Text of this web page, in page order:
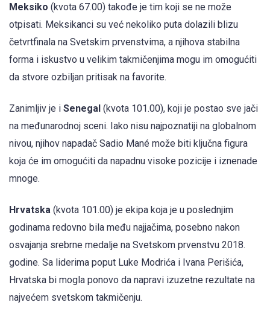
Meksiko (kvota 67.00) takođe je tim koji se ne može
otpisati. Meksikanci su već nekoliko puta dolazili blizu
četvrtfinala na Svetskim prvenstvima, a njihova stabilna
forma i iskustvo u velikim takmičenjima mogu im omogućiti
da stvore ozbiljan pritisak na favorite.
Zanimljiv je i Senegal (kvota 101.00), koji je postao sve jači
na međunarodnoj sceni. Iako nisu najpoznatiji na globalnom
nivou, njihov napadač Sadio Mané može biti ključna figura
koja će im omogućiti da napadnu visoke pozicije i iznenade
mnoge.
Hrvatska (kvota 101.00) je ekipa koja je u poslednjim
godinama redovno bila među najjačima, posebno nakon
osvajanja srebrne medalje na Svetskom prvenstvu 2018.
godine. Sa liderima poput Luke Modrića i Ivana Perišića,
Hrvatska bi mogla ponovo da napravi izuzetne rezultate na
najvećem svetskom takmičenju.